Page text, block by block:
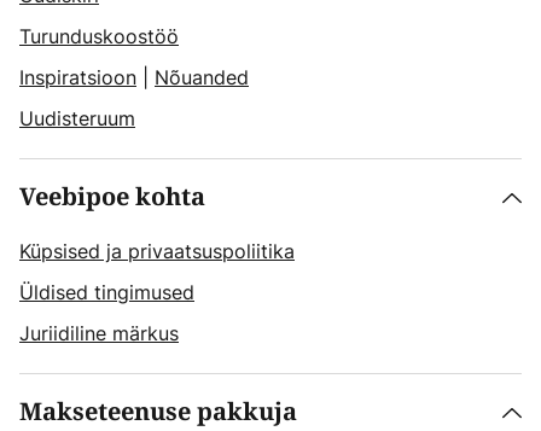
Turunduskoostöö
Inspiratsioon
Nõuanded
Uudisteruum
Veebipoe kohta
Küpsised ja privaatsuspoliitika
Üldised tingimused
Juriidiline märkus
Makseteenuse pakkuja